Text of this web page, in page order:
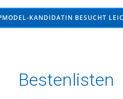
KANDIDATIN BESUCHT
Bestenlisten